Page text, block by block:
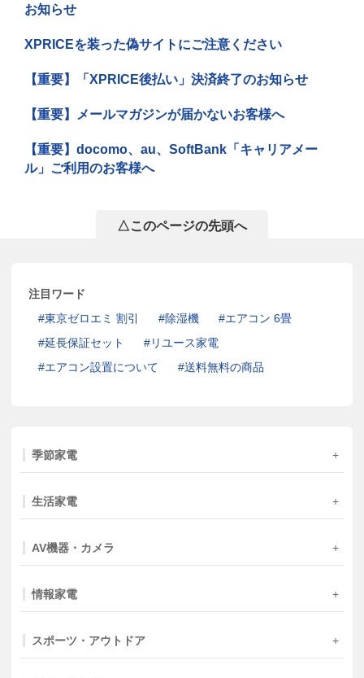
お知らせ
XPRICEを装った偽サイトにご注意ください
【重要】「XPRICE後払い」決済終了のお知らせ
【重要】メールマガジンが届かないお客様へ
【重要】docomo、au、SoftBank「キャリアメー
ル」ご利用のお客様へ
△このページの先頭へ
注目ワード
東京ゼロエミ 割引
除湿機
エアコン 6畳
延長保証セット
リユース家電
エアコン設置について
送料無料の商品
季節家電
生活家電
AV機器・カメラ
情報家電
スポーツ・アウトドア